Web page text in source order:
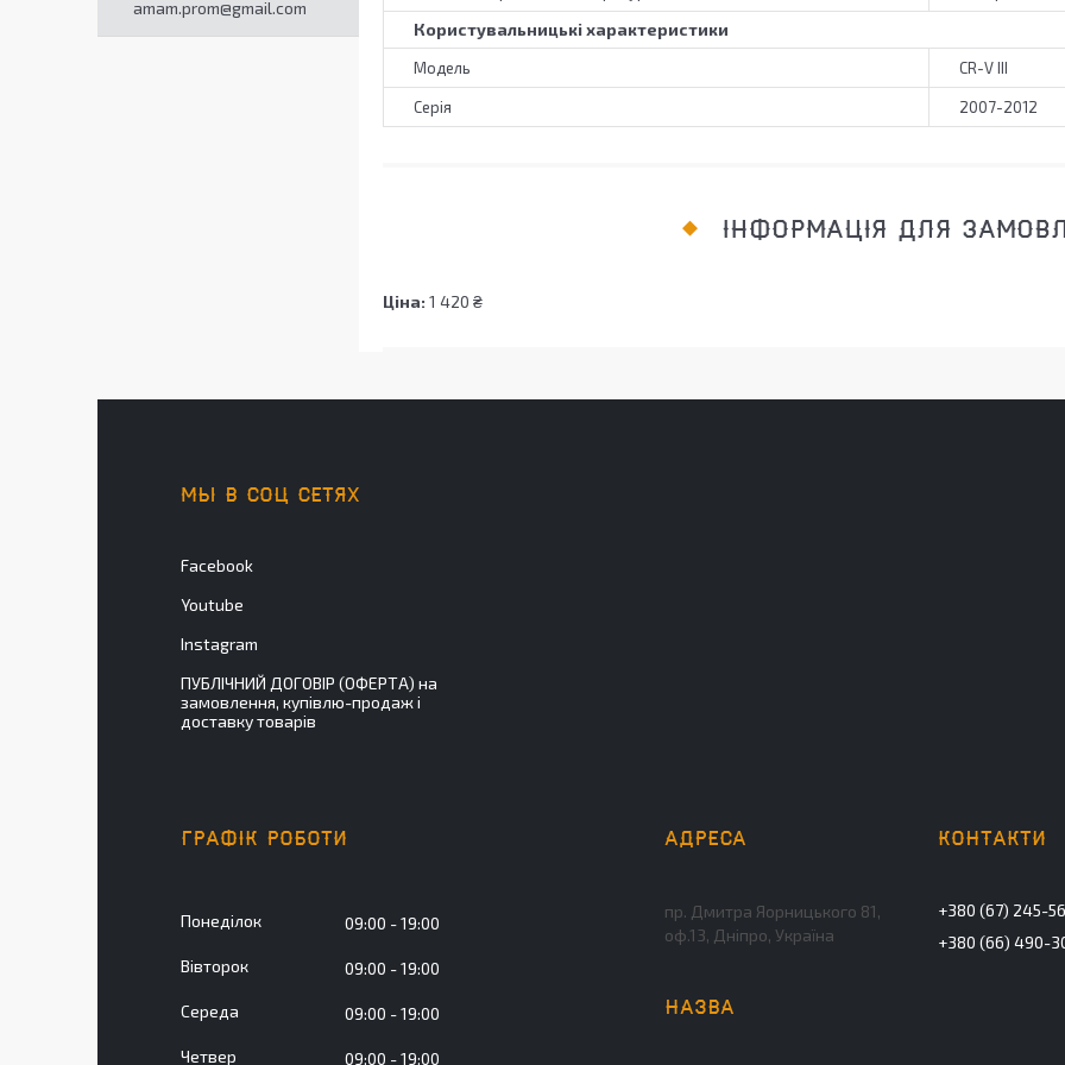
Користувальницькі характеристики
Мoдель CR-V III
Серія 2007-2012
ІНФОРМАЦІЯ ДЛЯ
Ціна: 1 420 ₴
amam.prom@gmail.com
МЫ В СОЦ СЕТЯХ
Facebook
Youtube
Instagram
ПУБЛІЧНИЙ ДОГОВІР (ОФЕРТА) на
замовлення, купівлю-продаж і
доставку товарів
ГРАФІК РОБОТИ
Понеділок 09:00 19:00
Вівторок 09:00 19:00
Середа 09:00 19:00
Четвер 09:00 19:00
пр. Дмитра Яорницького 81,
оф.13, Дніпро, Україна
+380 (67) 245-
+380 (66) 490-